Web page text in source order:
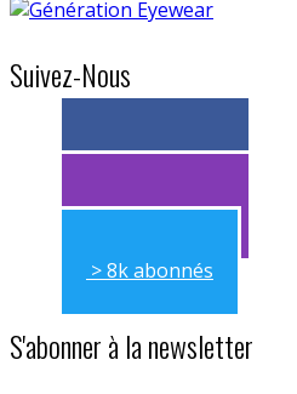
Suivez-Nous
> 11k abonnés
> 11k abonnés
> 8k abonnés
S'abonner à la newsletter